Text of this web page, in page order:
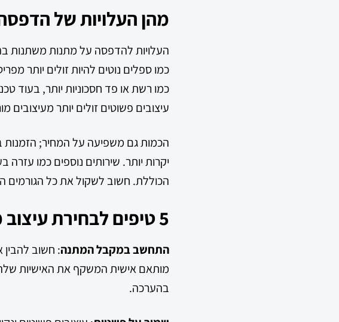
מהן העלויות של
העלויות להדפסה על מתנות משתנות
כמו ספלים נוטים להיות זולים יותר
כמו רשת או פד חסכוניות יותר, בעוד
עיצובים פשוטים זולים יותר
הכמות גם משפיעה על המחיר; הזמנות
יקרות יותר. שירותים נוספים כמו עזרה
הכוללת. חשוב לשקול את כל הגורמים
5 טיפים לבחירת עיצוב מתאים למתנה מודפסת
התחשב במקבל המתנה: חשוב
מותאם אישית המשקף את האישיות
בהערכה.